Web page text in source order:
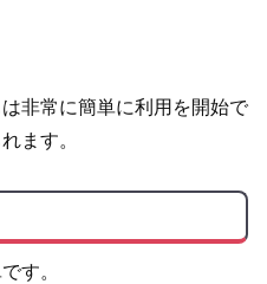
非常に簡単に利用を開始で
ます。
す。